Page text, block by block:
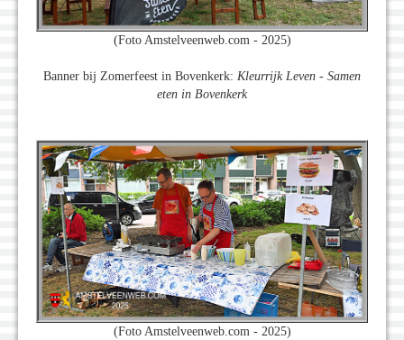
(Foto Amstelveenweb.com - 2025)
Banner bij Zomerfeest in Bovenkerk: Kleurrijk Leven - Samen
eten in Bovenkerk
(Foto Amstelveenweb.com - 2025)